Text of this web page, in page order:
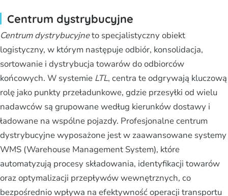
Centrum dystrybucyjne
Centrum dystrybucyjneto specjalistyczny obiekt
logistyczny, w którym następuje odbiór, konsolidacja,
sortowanie i dystrybucja towarów do odbiorców
końcowych. W systemie LTL, centra te odgrywają kluczową
rolę jako punkty przeładunkowe, gdzie przesyłki od wielu
nadawców są grupowane według kierunków dostawy i
ładowane na wspólne pojazdy. Profesjonalne centrum
dystrybucyjne wyposażone jest w zaawansowane systemy
WMS (Warehouse Management System), które
automatyzują procesy składowania, identyfikacji towarów
oraz optymalizacji przepływów wewnętrznych, co
bezpośrednio wpływa na efektywność operacji transportu